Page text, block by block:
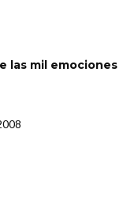
las mil emociones